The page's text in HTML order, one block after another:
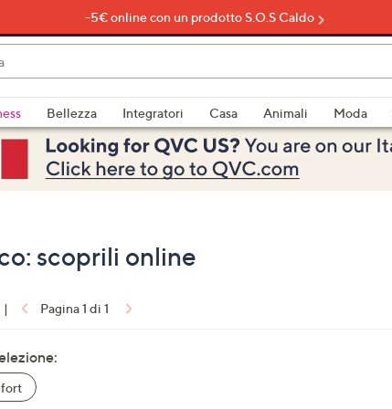
-5€ online con un prodotto S.O.S Caldo
Bellezza Integratori Casa Animali Moda
scoprili online
| Pagina 1 di 1